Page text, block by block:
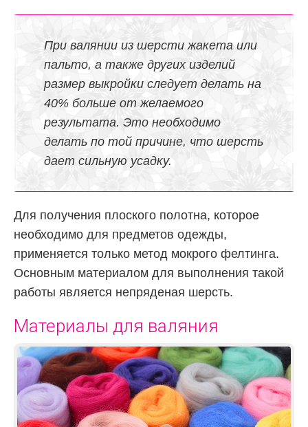
При валянии из шерсти жакета или
пальто, а также других изделий
размер выкройки следует делать на
40% больше от желаемого
результата. Это необходимо
делать по той причине, что шерсть
дает сильную усадку.
Для получения плоского полотна, которое
необходимо для предметов одежды,
применяется только метод мокрого фелтинга.
Основным материалом для выполнения такой
работы является непряденая шерсть.
Материалы для валяния